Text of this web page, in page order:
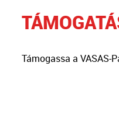
Támogassa a VASAS-